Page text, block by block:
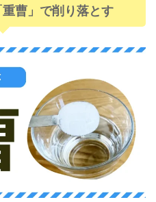
曹」で削り落とす